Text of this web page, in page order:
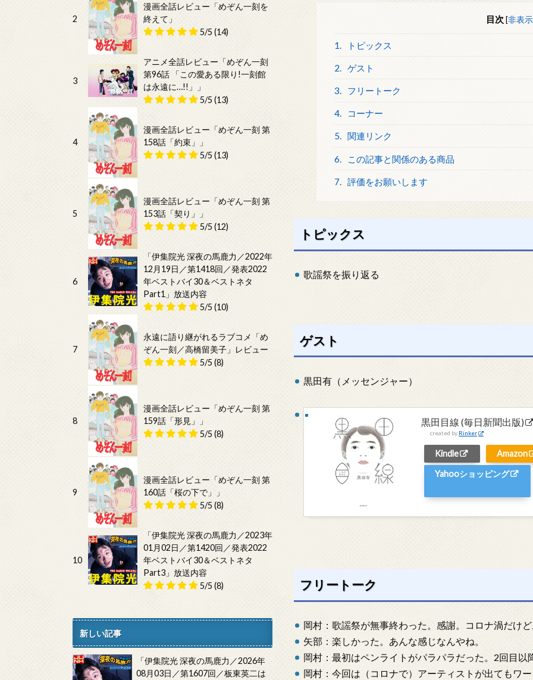
目次 [非表示
1. トピックス
2. ゲスト
3. フリートーク
4. コーナー
5. 関連リンク
6. この記事と関係のある商品
7. 評価をお願いします
トピックス
歌謡祭を振り返る
ゲスト
黒田有（メッセンジャー）
黒田目線 (毎日新聞出版)
created by Rinker
Kindle
Amazon
Yahooショッピング
フリートーク
岡村：歌謡祭が無事終わった。感謝。コロナ渦だけ
矢部：楽しかった。あんな感じなんやね。
岡村：最初はペンライトがパラパラだった。2回目
岡村：今回は（コロナで）アーティストが出てもワ
2
漫画全話レビュー「めぞん一刻を
終えて」
5/5 (14)
3
アニメ全話レビュー「めぞん一刻
第96話 「この愛ある限り!一刻館
は永遠に…!!」」
5/5 (13)
4
漫画全話レビュー「めぞん一刻 第
158話「約束」」
5/5 (13)
5
漫画全話レビュー「めぞん一刻 第
153話「契り」」
5/5 (12)
6
「伊集院光 深夜の馬鹿力／2022年
12月19日／第1418回／発表2022
年ベストバイ30＆ベストネタ
Part1」放送内容
5/5 (10)
7
永遠に語り継がれるラブコメ「め
ぞん一刻／高橋留美子」レビュー
5/5 (8)
8
漫画全話レビュー「めぞん一刻 第
159話「形見」」
5/5 (8)
9
漫画全話レビュー「めぞん一刻 第
160話「桜の下で」」
5/5 (8)
10
「伊集院光 深夜の馬鹿力／2023年
01月02日／第1420回／発表2022
年ベストバイ30＆ベストネタ
Part3」放送内容
5/5 (8)
新しい記事
「伊集院光 深夜の馬鹿力／2026年
08月03日／第1607回／板東英二は